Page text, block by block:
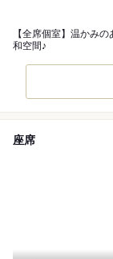
【全席個室】温かみの
和空間♪
座席